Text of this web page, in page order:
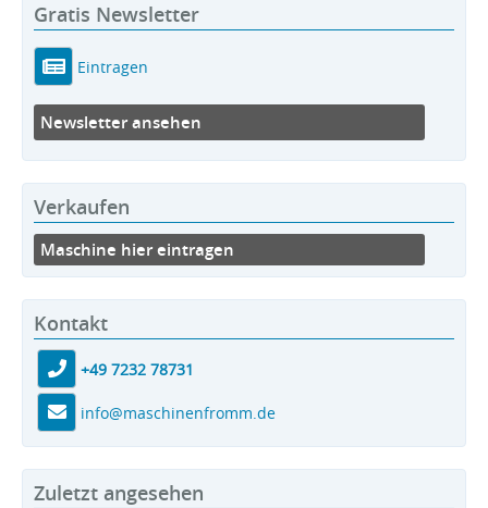
Gratis Newsletter
Eintragen
Newsletter ansehen
Verkaufen
Maschine hier eintragen
Kontakt
+49 7232 78731
info@maschinenfromm.de
Zuletzt angesehen